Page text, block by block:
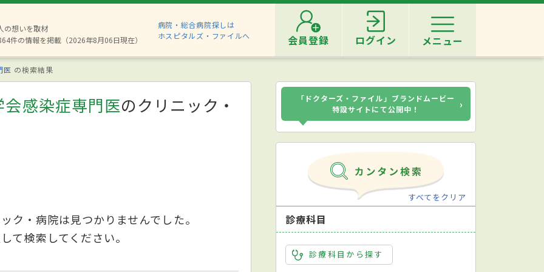
の想いを取材
件の情報を掲載（2026年8月06日現在）
病院・総合病院探しは
ホスピタルズ・ファイルへ
会員登録 ログイン メニュー
医 の検索結果
感染症専門医のクリニック・
ク・病院は見つかりませんでした。
て検索してください。
「ドクターズ・ファイル」ブランドムービー
特設サイトにて公開中！
›
すべてをクリア
診療科目
診療科目から探す